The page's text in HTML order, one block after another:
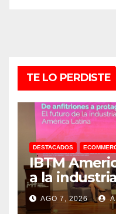
TE LO PERDISTE
DESTACADOS
IBTM
a la
AGO 7, 2026